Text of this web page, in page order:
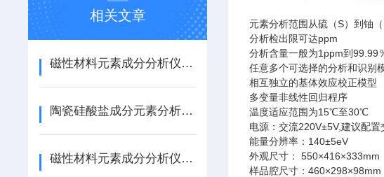
相关文章
磁性材料元素成分分析仪：赋能磁材行业精准检测发展
陶瓷硅酸盐成分元素分析仪的检测精度如何提高？
磁性材料元素成分分析仪校准规范
元素分析范围从硫（S）到铀（
分析检出限可达ppm
分析含量一般为1ppm到99.99
任意多个可选择的分析和识别
相互独立的基体效应校正模型
多变量非线性回归程序
温度适应范围为15℃至30℃
电源：交流220V±5V,建议配
能量分辨率：140±5eV
外观尺寸： 550×416×333mm
样品腔尺寸：460×298×98mm